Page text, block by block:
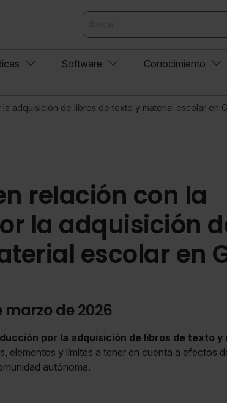
Software Conocimiento
adquisición de libros de texto y material escolar en
relación con la
la adquisición
escolar en
de 2026
por la adquisición de libros de texto
elementos y límites a tener en cuenta a efectos
autónoma.